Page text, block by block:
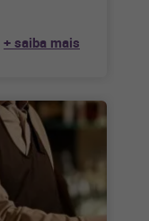
+ saiba mais